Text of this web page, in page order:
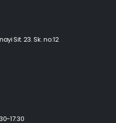
Sit. 23. Sk. no:12
17:30